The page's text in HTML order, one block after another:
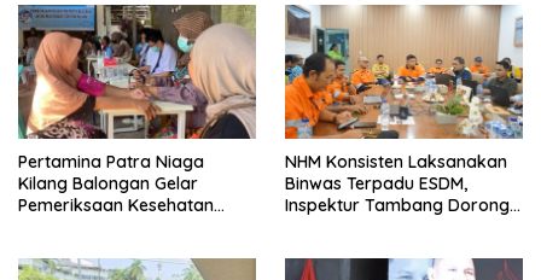
Perilaku Konsumen
Pertamina Patra Niaga
Kilang Balongan Gelar
Pemeriksaan Kesehatan
NHM Konsisten Laksanakan
Binwas Terpadu ESDM,
Inspektur Tambang Dorong